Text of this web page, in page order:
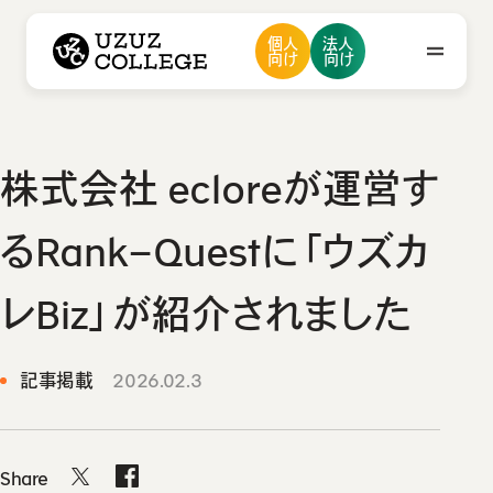
ウズウズカレッジ UZUZ COLLEGE
個人
向け
法人
向け
ウズカレについて
会社概要
メンバー紹介
会社概要
私たちの想い・強み
採用情報
ニュース
株式会社 ecloreが運営す
るRank−Questに「ウズカ
レBiz」が紹介されました
記事掲載 2026.02.3
Share